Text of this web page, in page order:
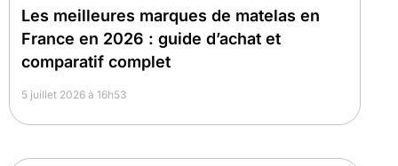
Les meilleures marques de matelas en
France en 2026 : guide d’achat et
comparatif complet
5 juillet 2026 à 16h53